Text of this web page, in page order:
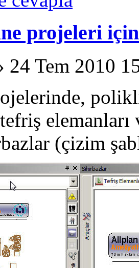
projeleri
24 Tem 2010
(çizim